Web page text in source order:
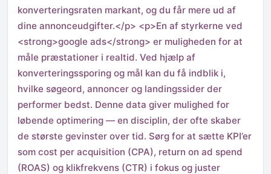
konverteringsraten markant, og du får mere ud af
dine annonceudgifter.</p> <p>En af styrkerne ved
<strong>google ads</strong> er muligheden for at
måle præstationer i realtid. Ved hjælp af
konverteringssporing og mål kan du få indblik i,
hvilke søgeord, annoncer og landingssider der
performer bedst. Denne data giver mulighed for
løbende optimering — en disciplin, der ofte skaber
de største gevinster over tid. Sørg for at sætte KPI’er
som cost per acquisition (CPA), return on ad spend
(ROAS) og klikfrekvens (CTR) i fokus og juster